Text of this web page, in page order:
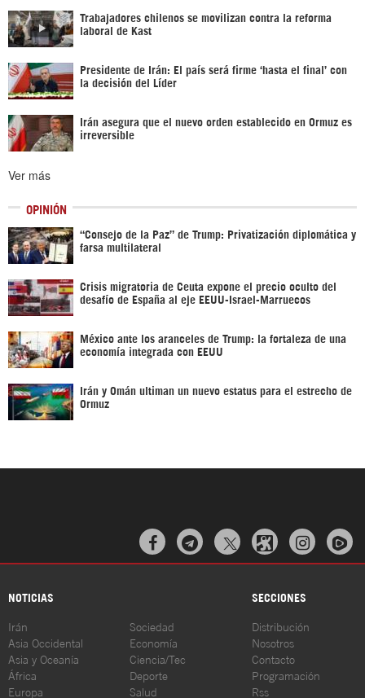
Trabajadores chilenos se movilizan contra la reforma
laboral de Kast
Presidente de Irán: El país será firme ‘hasta el final’ con
la decisión del Líder
Irán asegura que el nuevo orden establecido en Ormuz es
irreversible
Ver más
OPINIÓN
“Consejo de la Paz” de Trump: Privatización diplomática y
farsa multilateral
Crisis migratoria de Ceuta expone el precio oculto del
desafío de España al eje EEUU-Israel-Marruecos
México ante los aranceles de Trump: la fortaleza de una
economía integrada con EEUU
Irán y Omán ultiman un nuevo estatus para el estrecho de
Ormuz
  
NOTICIAS SECCIONES
Irán
Asia Occidental
Asia y Oceanía
África
Europa
Sociedad
Economía
Ciencia/Tec
Deporte
Salud
Distribución
Nosotros
Contacto
Programación
Rss